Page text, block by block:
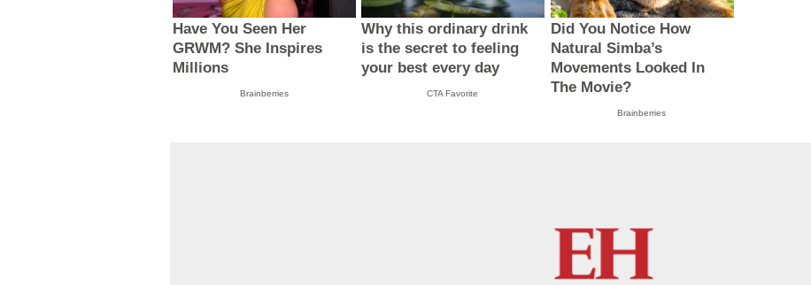
Have You Seen Her
GRWM? She Inspires
Millions
Brainberries
Why this ordinary drink
is the secret to feeling
your best every day
CTA Favorite
Did You Notice How
Natural Simba’s
Movements Looked In
The Movie?
Brainberries